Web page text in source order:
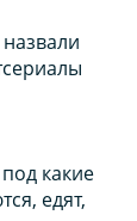
какие
едят,